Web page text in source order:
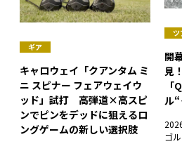
ギア
キャロウェイ「クアンタム ミ
ニ スピナー フェアウェイウ
ッド」試打 高弾道×高スピ
ンでピンをデッドに狙えるロ
ングゲームの新しい選択肢
ツ
開
見
ル
ゴ